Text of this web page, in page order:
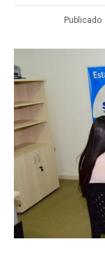
Publicado